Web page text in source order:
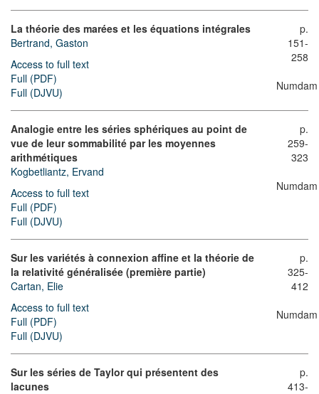
La théorie des marées et les équations intégrales
Bertrand, Gaston
Access to full text
Full (PDF)
Full (DJVU)
p.
151-
258
Numdam
Analogie entre les séries sphériques au point de
vue de leur sommabilité par les moyennes
arithmétiques
Kogbetliantz, Ervand
Access to full text
Full (PDF)
Full (DJVU)
p.
259-
323
Numdam
Sur les variétés à connexion affine et la théorie de
la relativité généralisée (première partie)
Cartan, Elie
Access to full text
Full (PDF)
Full (DJVU)
p.
325-
412
Numdam
Sur les séries de Taylor qui présentent des
lacunes
p.
413-